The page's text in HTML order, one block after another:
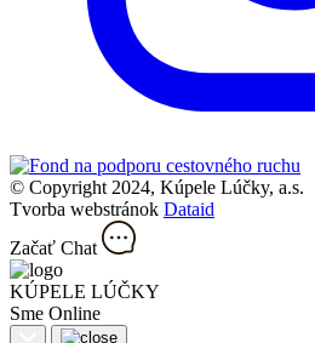
© Copyright 2024, Kúpele Lúčky, a.s.
Tvorba webstránok Dataid
Začať Chat
KÚPELE LÚČKY
Sme Online